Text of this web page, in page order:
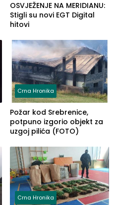
OSVJEŽENJE NA MERIDIANU:
Stigli su novi EGT Digital
hitovi
Crna Hronika
Požar kod Srebrenice,
potpuno izgorio objekt za
uzgoj pilića (FOTO)
Crna Hronika